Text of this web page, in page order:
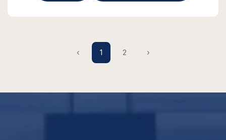
‹ 1 2 ›